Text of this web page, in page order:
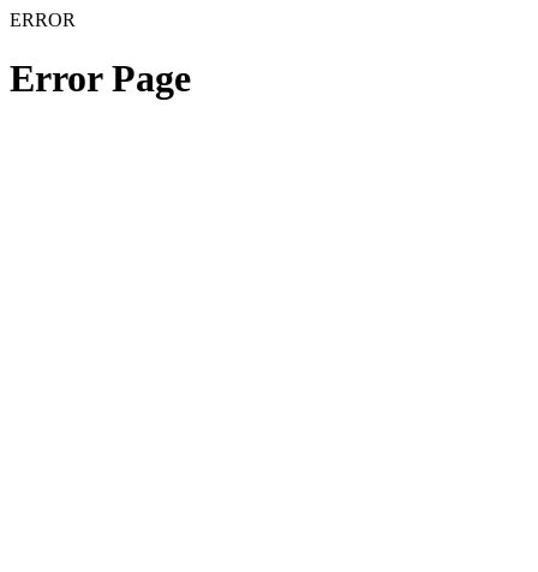
ERROR
Error Page